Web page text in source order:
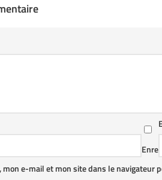
Enre
e-mail et mon site dans le navigateur